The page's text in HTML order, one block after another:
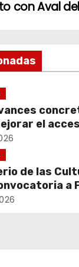
con Aval
el
y
de los
en
y
de las
a
2027 con